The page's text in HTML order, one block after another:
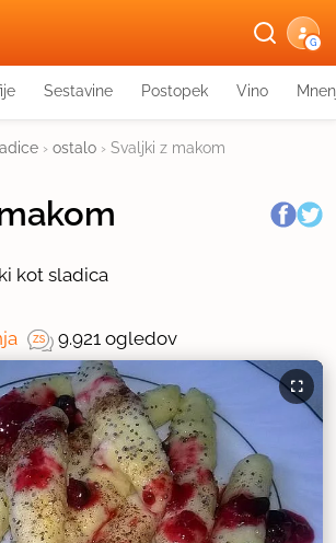
G
Sestavine Postopek Vino
› ostalo › Svaljki z makom
kot sladica
9.921 ogledov